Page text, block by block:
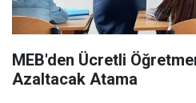
MEB'den Ücretli
Azaltacak Atama